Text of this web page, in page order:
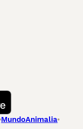
MundoAnimalia